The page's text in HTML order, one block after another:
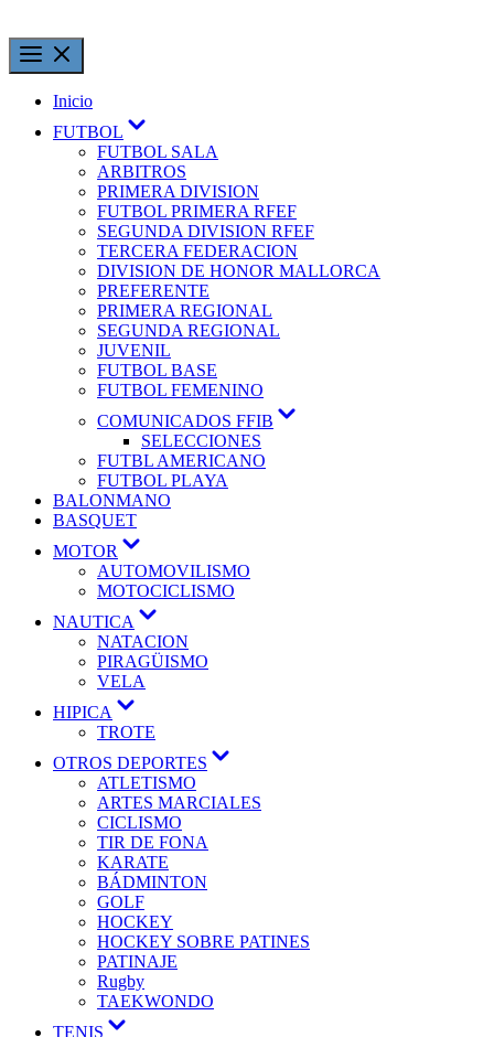
Inicio
FUTBOL
FUTBOL SALA
ARBITROS
PRIMERA DIVISION
FUTBOL PRIMERA RFEF
SEGUNDA DIVISION RFEF
TERCERA FEDERACION
DIVISION DE HONOR MALLORCA
PREFERENTE
PRIMERA REGIONAL
SEGUNDA REGIONAL
JUVENIL
FUTBOL BASE
FUTBOL FEMENINO
COMUNICADOS FFIB
SELECCIONES
FUTBL AMERICANO
FUTBOL PLAYA
BALONMANO
BASQUET
MOTOR
AUTOMOVILISMO
MOTOCICLISMO
NAUTICA
NATACION
PIRAGÜISMO
VELA
HIPICA
TROTE
OTROS DEPORTES
ATLETISMO
ARTES MARCIALES
CICLISMO
TIR DE FONA
KARATE
BÁDMINTON
GOLF
HOCKEY
HOCKEY SOBRE PATINES
PATINAJE
Rugby
TAEKWONDO
TENIS